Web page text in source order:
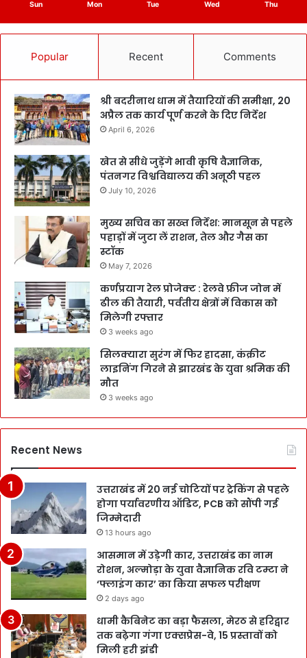
Sun Mon Tue Wed Thu
Popular Recent Comments
श्री बदरीनाथ धाम में तैयारियों की समीक्षा, 20
अप्रैल तक कार्य पूर्ण करने के दिए निर्देश
April 6, 2026
खेत से सीधे जुड़ेंगे भावी कृषि वैज्ञानिक,
पंतनगर विश्वविद्यालय की अनूठी पहल
July 10, 2026
मुख्य सचिव का सख्त निर्देश: मानसून से पहले
पहाड़ों में जुटा लें राशन, तेल और गैस का
स्टॉक
May 7, 2026
कर्णप्रयाग रेल प्रोजेक्ट : रेलवे फ्रीज जोन में
ढील की तैयारी, पर्वतीय क्षेत्रों में विकास को
मिलेगी रफ्तार
3 weeks ago
सिलक्यारा सुरंग में फिर हादसा, कंक्रीट
लाइनिंग गिरने से झारखंड के युवा श्रमिक की
मौत
3 weeks ago
Recent News
उत्तराखंड में 20 नई चोटियों पर ट्रेकिंग से पहले
होगा पर्यावरणीय ऑडिट, PCB को सौंपी गई
जिम्मेदारी
13 hours ago
आसमान में उड़ेगी कार, उत्तराखंड का नाम
रोशन, अल्मोड़ा के युवा वैज्ञानिक रवि टम्टा ने
‘फ्लाइंग कार’ का किया सफल परीक्षण
2 days ago
धामी कैबिनेट का बड़ा फैसला, मेरठ से हरिद्वार
तक बढ़ेगा गंगा एक्सप्रेस-वे, 15 प्रस्तावों को
मिली हरी झंडी